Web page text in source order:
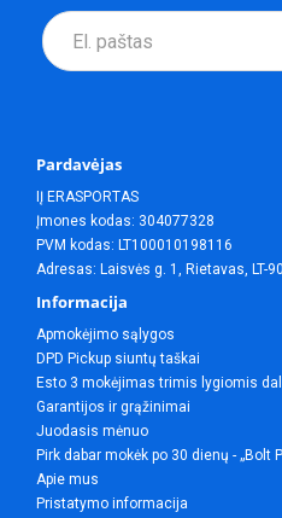
Pardavėjas
IĮ ERASPORTAS
Įmones kodas: 304077328
PVM kodas: LT100010198116
Adresas: Laisvės g. 1, Rietavas, LT-
Informacija
Apmokėjimo sąlygos
DPD Pickup siuntų taškai
Esto 3 mokėjimas trimis lygiomis
Garantijos ir grąžinimai
Juodasis mėnuo
Pirk dabar mokėk po 30 dienų - „Bolt
Apie mus
Pristatymo informacija